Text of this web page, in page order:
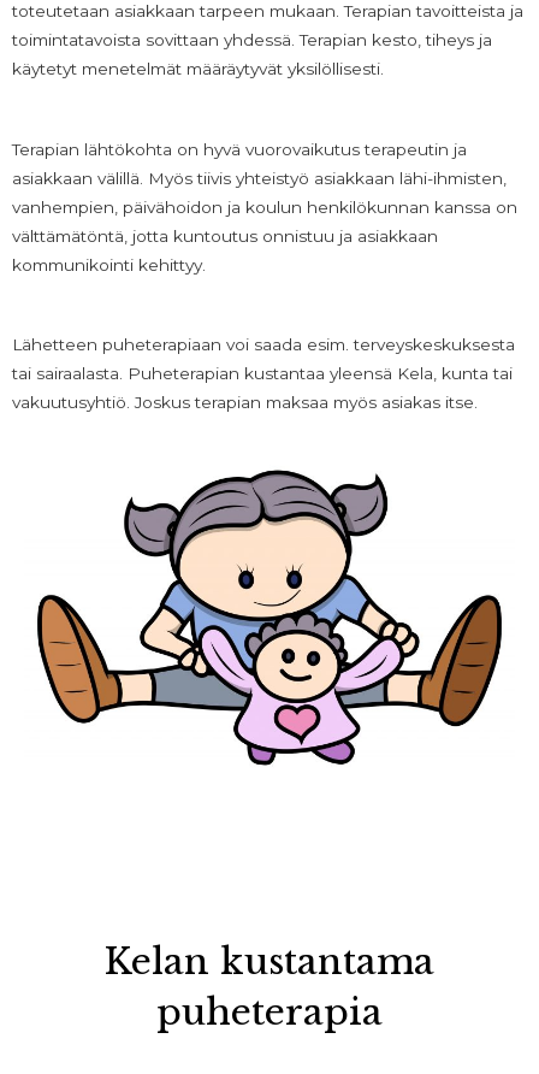
toteutetaan asiakkaan tarpeen mukaan. Terapian tavoitteista ja
toimintatavoista sovittaan yhdessä. Terapian kesto, tiheys ja
käytetyt menetelmät määräytyvät yksilöllisesti.
Terapian lähtökohta on hyvä vuorovaikutus terapeutin ja
asiakkaan välillä. Myös tiivis yhteistyö asiakkaan lähi-ihmisten,
vanhempien, päivähoidon ja koulun henkilökunnan kanssa on
välttämätöntä, jotta kuntoutus onnistuu ja asiakkaan
kommunikointi kehittyy.
Lähetteen puheterapiaan voi saada esim. terveyskeskuksesta
tai sairaalasta. Puheterapian kustantaa yleensä Kela, kunta tai
vakuutusyhtiö. Joskus terapian maksaa myös asiakas itse.
Kelan kustantama
puheterapia